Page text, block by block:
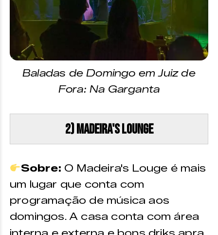
Baladas de Domingo em Juiz de
Fora: Na Garganta
2) Madeira's Lounge
Sobre: O Madeira's Louge é mais
um lugar que conta com
programação de música aos
domingos.A casa conta com área